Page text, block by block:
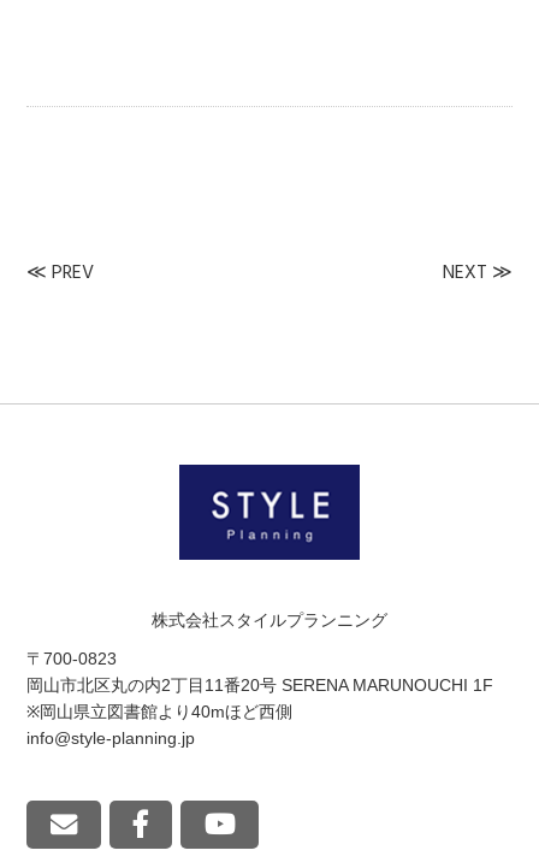
≪PREV NEXT ≫
株式会社スタイルプランニング
〒700-0823
岡山市北区丸の内2丁目11番20号 SERENA MARUNOUCHI 1F
※岡山県立図書館より40mほど西側
info@style-planning.jp